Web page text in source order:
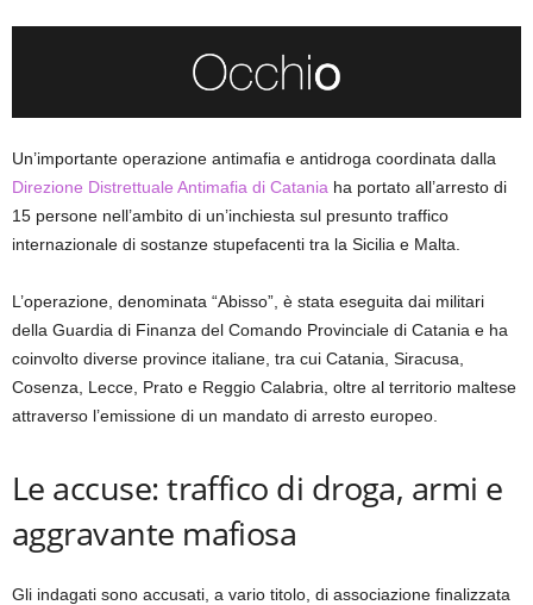
Un’importante operazione antimafia e antidroga coordinata dalla
Direzione Distrettuale Antimafia di Catania ha portato all’arresto di
15 persone nell’ambito di un’inchiesta sul presunto traffico
internazionale di sostanze stupefacenti tra la Sicilia e Malta.
L’operazione, denominata “Abisso”, è stata eseguita dai militari
della Guardia di Finanza del Comando Provinciale di Catania e ha
coinvolto diverse province italiane, tra cui Catania, Siracusa,
Cosenza, Lecce, Prato e Reggio Calabria, oltre al territorio maltese
attraverso l’emissione di un mandato di arresto europeo.
Le accuse: traffico di droga, armi e
aggravante mafiosa
Gli indagati sono accusati, a vario titolo, di associazione finalizzata